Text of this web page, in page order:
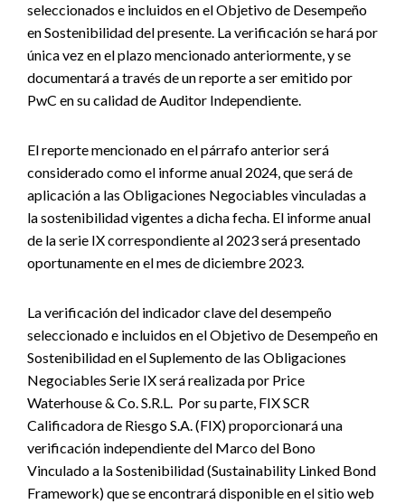
seleccionados e incluidos en el Objetivo de Desempeño
en Sostenibilidad del presente. La verificación se hará por
única vez en el plazo mencionado anteriormente, y se
documentará a través de un reporte a ser emitido por
PwC en su calidad de Auditor Independiente.
El reporte mencionado en el párrafo anterior será
considerado como el informe anual 2024, que será de
aplicación a las Obligaciones Negociables vinculadas a
la sostenibilidad vigentes a dicha fecha. El informe anual
de la serie IX correspondiente al 2023 será presentado
oportunamente en el mes de diciembre 2023.
La verificación del indicador clave del desempeño
seleccionado e incluidos en el Objetivo de Desempeño en
Sostenibilidad en el Suplemento de las Obligaciones
Negociables Serie IX será realizada por Price
Waterhouse & Co. S.R.L. Por su parte, FIX SCR
Calificadora de Riesgo S.A. (FIX) proporcionará una
verificación independiente del Marco del Bono
Vinculado a la Sostenibilidad (Sustainability Linked Bond
Framework) que se encontrará disponible en el sitio web